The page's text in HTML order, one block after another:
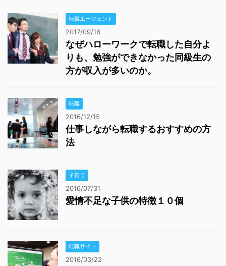
転職エージェント
2017/09/16
なぜハローワークで転職した自分よ
りも、勉強ができなかった同級生の
方が収入が多いのか。
転職
2016/12/15
仕事しながら転職するおすすめの方
法
子育て
2016/07/31
愛情不足な子供の特徴１０個
転職サイト
2016/03/22